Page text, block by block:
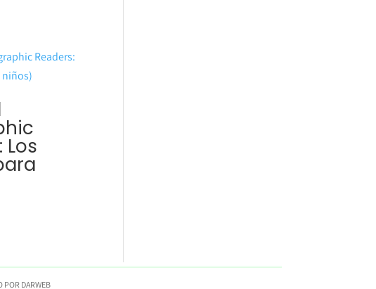
Los
POR DARWEB